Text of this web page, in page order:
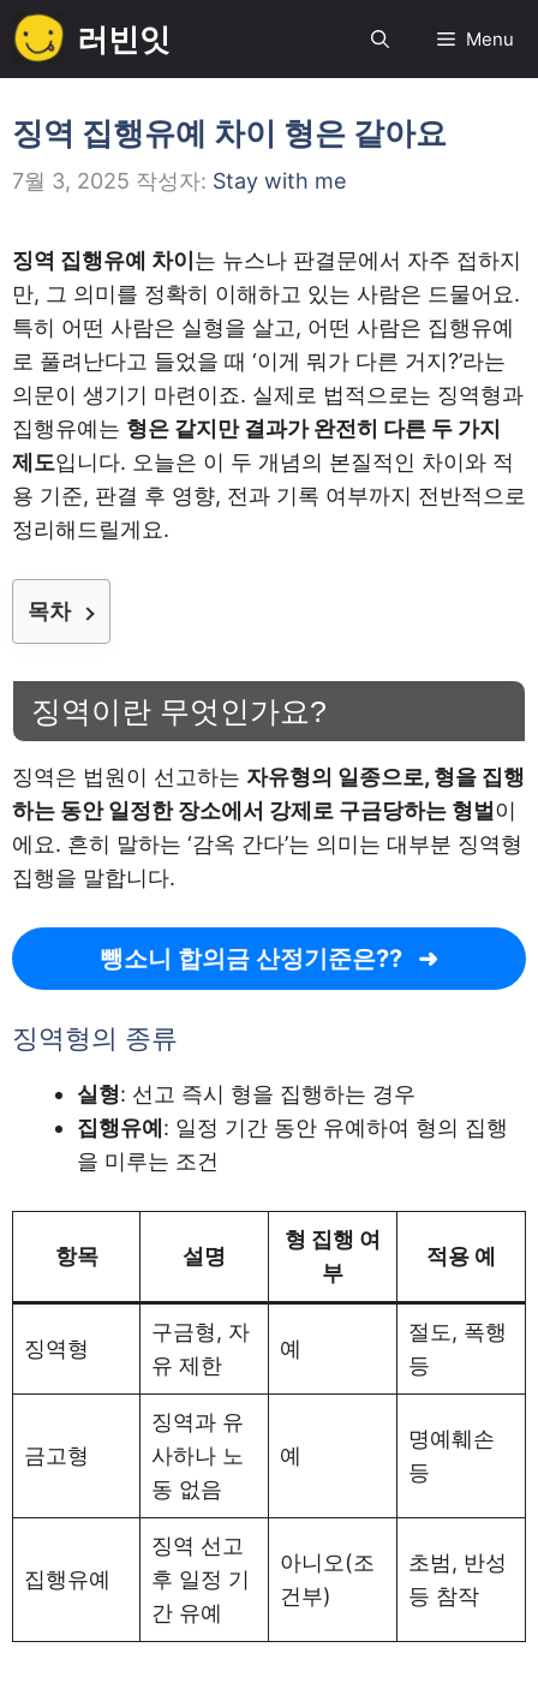
텐
츠
로
건
너
기
러빈잇 Menu
징역 집행유예 차이 형은 같아요
7월 3, 2025 작성자: Stay with me
징역 집행유예 차이 는 뉴스나 판결문에서 자주 접하지
만, 그 의미를 정확히 이해하고 있는 사람은 드물어요.
특히 어떤 사람은 실형을 살고, 어떤 사람은 집행유예
로 풀려난다고 들었을 때 ‘이게 뭐가 다른 거지?’라는
의문이 생기기 마련이죠. 실제로 법적으로는 징역형과
집행유예는 형은 같지만 결과가 완전히 다른 두 가지
제도입니다. 오늘은 이 두 개념의 본질적인 차이와 적
용 기준, 판결 후 영향, 전과 기록 여부까지 전반적으로
정리해드릴게요.
목차
징역이란 무엇인가요?
징역은 법원이 선고하는 자유형의 일종으로, 형을 집행
하는 동안 일정한 장소에서 강제로 구금당하는 형벌 이
에요. 흔히 말하는 ‘감옥 간다’는 의미는 대부분 징역형
집행을 말합니다.
뺑소니 합의금 산정기준은??
징역형의 종류
실형: 선고 즉시 형을 집행하는 경우
집행유예 : 일정 기간 동안 유예하여 형의 집행
을 미루는 조건
항목 설명
형 집행 여
부
적용 예
징역형
구금형, 자
유 제한
예
절도, 폭행
등
금고형
징역과 유
사하나 노
동 없음
예
명예훼손
등
집행유예
징역 선고
후 일정 기
간 유예
아니오(조
건부)
초범, 반성
등 참작